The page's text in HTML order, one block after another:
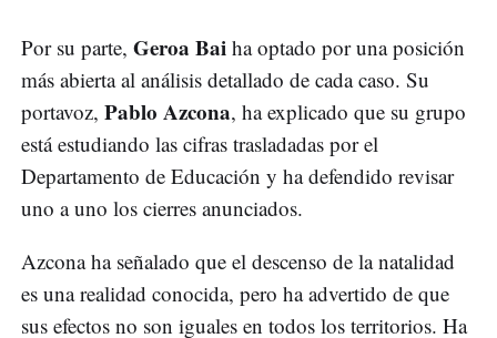
Por su parte, Geroa Bai ha optado por una posición
más abierta al análisis detallado de cada caso. Su
portavoz, Pablo Azcona, ha explicado que su grupo
está estudiando las cifras trasladadas por el
Departamento de Educación y ha defendido revisar
uno a uno los cierres anunciados.
Azcona ha señalado que el descenso de la natalidad
es una realidad conocida, pero ha advertido de que
sus efectos no son iguales en todos los territorios. Ha